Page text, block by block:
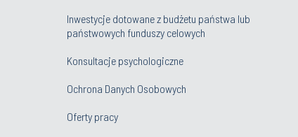
Inwestycje dotowane z budżetu państwa lub
państwowych funduszy celowych
Konsultacje psychologiczne
Ochrona Danych Osobowych
Oferty pracy